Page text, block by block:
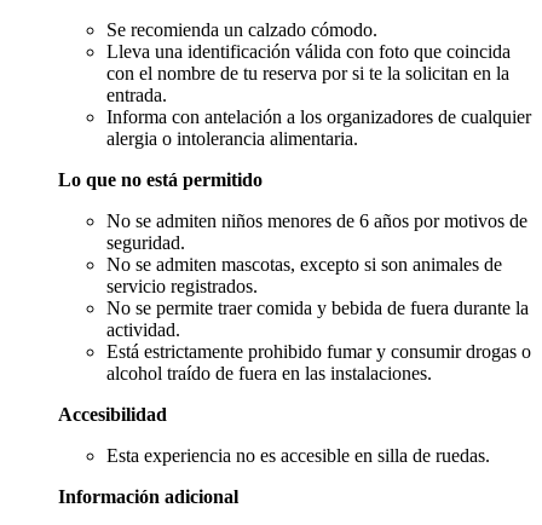
Se recomienda un calzado cómodo.
Lleva una identificación válida con foto que coincida
con el nombre de tu reserva por si te la solicitan en la
entrada.
Informa con antelación a los organizadores de cualquier
alergia o intolerancia alimentaria.
Lo que no está permitido
No se admiten niños menores de 6 años por motivos de
seguridad.
No se admiten mascotas, excepto si son animales de
servicio registrados.
No se permite traer comida y bebida de fuera durante la
actividad.
Está estrictamente prohibido fumar y consumir drogas o
alcohol traído de fuera en las instalaciones.
Accesibilidad
Esta experiencia no es accesible en silla de ruedas.
Información adicional